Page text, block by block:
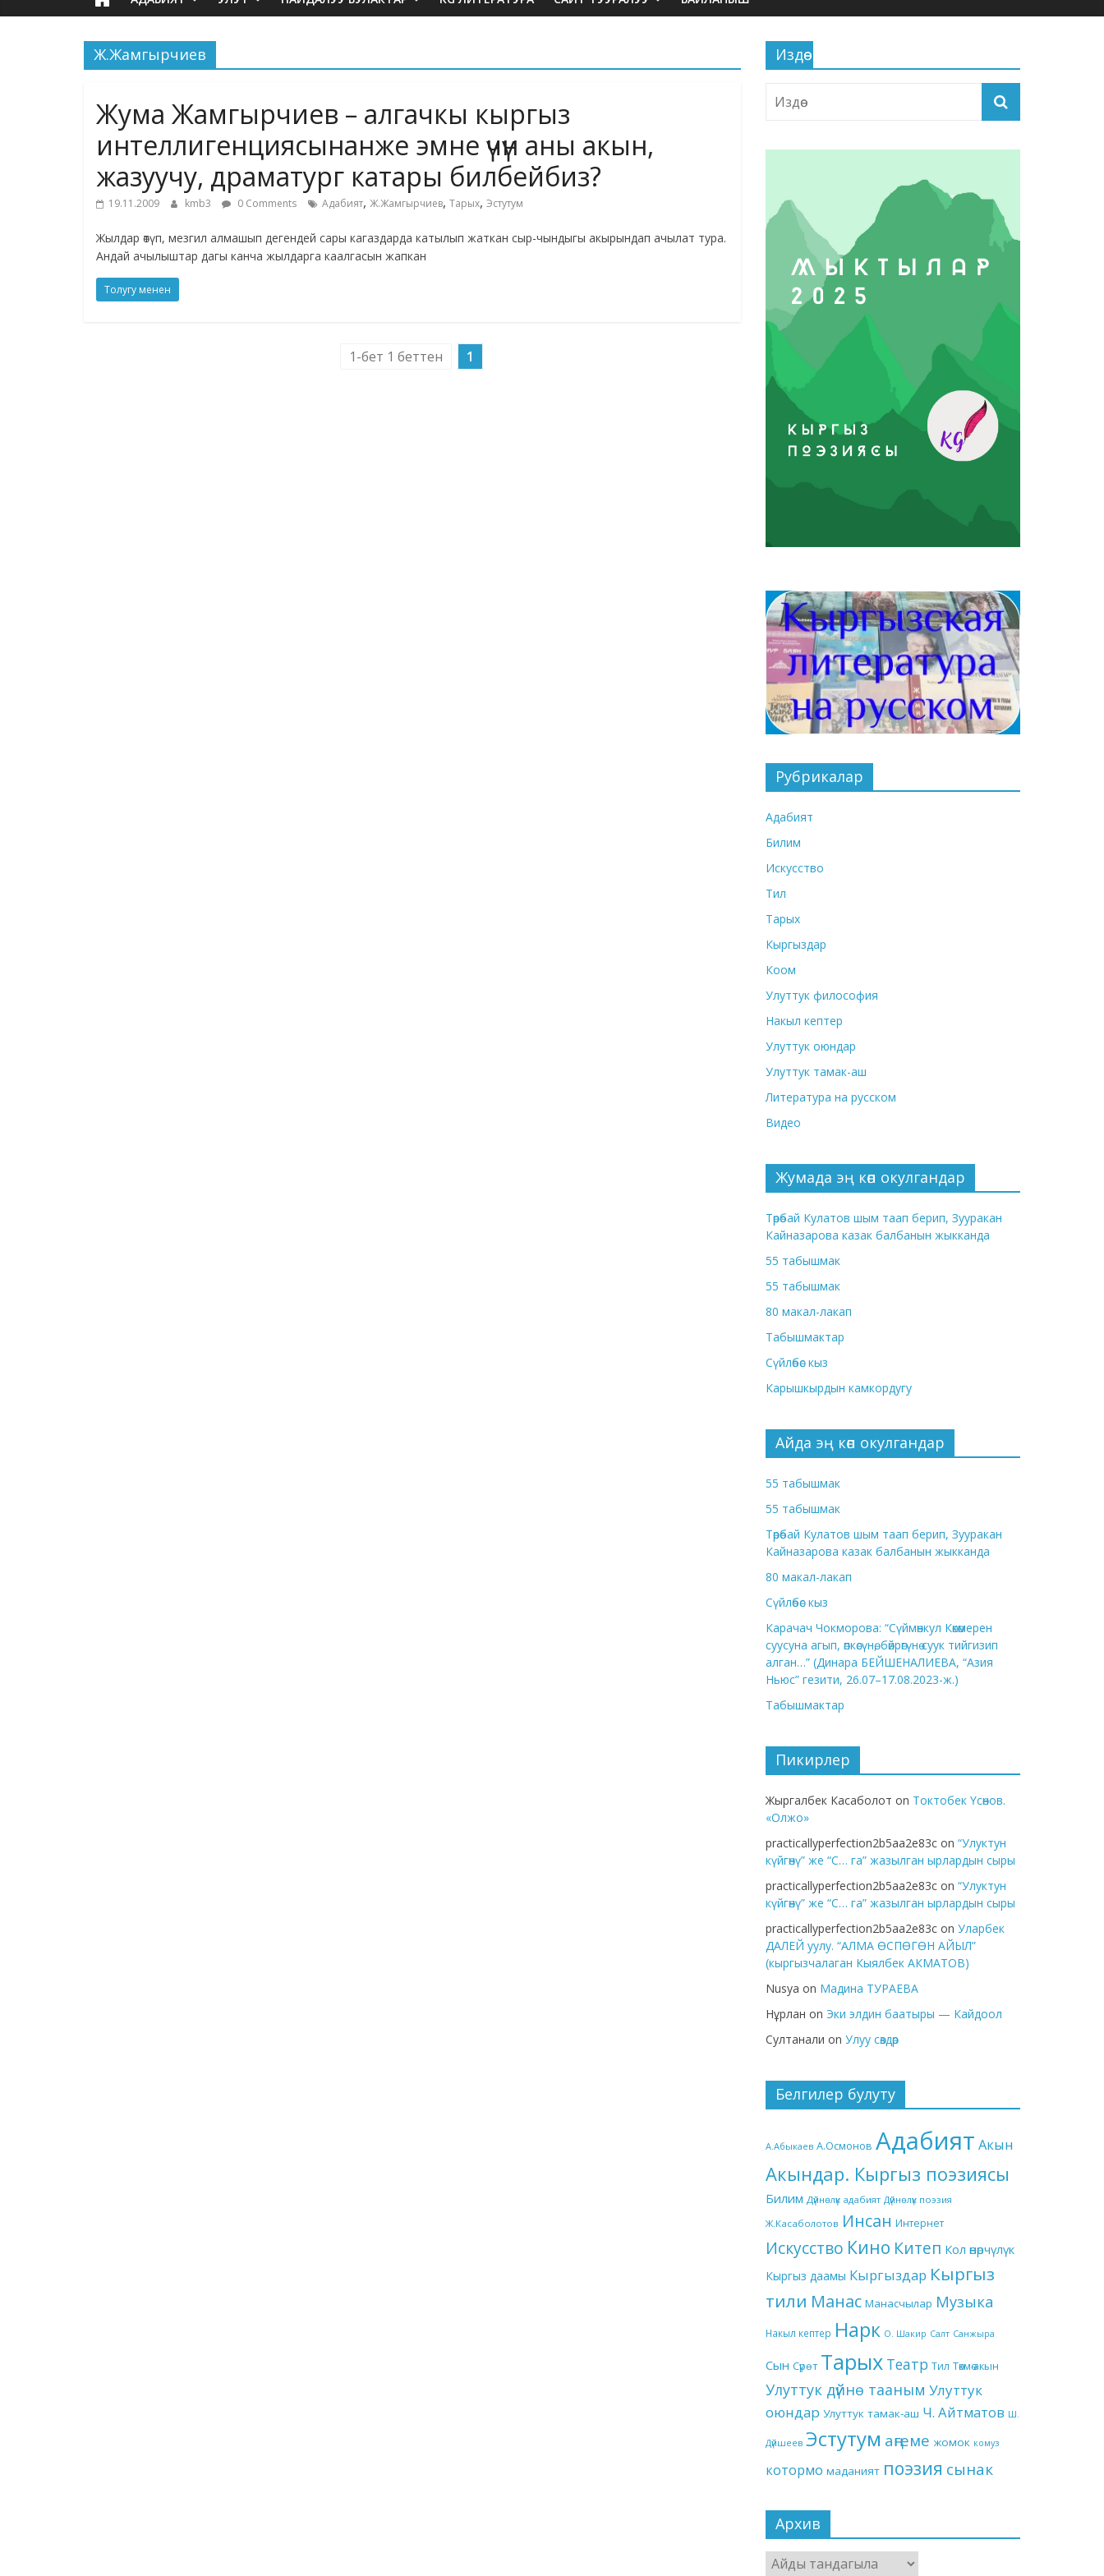
Ж.Жамгырчиев
Жума Жамгырчиев – алгачкы кыргыз
интеллигенциясынанже эмне үчүн аны акын,
жазуучу, драматург катары билбейбиз?
19.11.2009 kmb3 0 Comments Адабият, Ж.Жамгырчиев, Тарых, Эстутум
Жылдар өтүп, мезгил алмашып дегендей сары кагаздарда катылып жаткан сыр-чындыгы акырындап ачылат тура.
Андай ачылыштар дагы канча жылдарга каалгасын жапкан
Толугу менен
1-бет 1 беттен 1
Издөө
Рубрикалар
Адабият
Билим
Искусство
Тил
Тарых
Кыргыздар
Коом
Улуттук философия
Накыл кептер
Улуттук оюндар
Улуттук тамак-аш
Литература на русском
Видео
Жумада эң көп окулгандар
Төрөбай Кулатов шым таап берип, Зууракан
Кайназарова казак балбанын жыкканда
55 табышмак
55 табышмак
80 макал-лакап
Табышмактар
Сүйлөбөс кыз
Карышкырдын камкордугу
Айда эң көп окулгандар
55 табышмак
55 табышмак
Төрөбай Кулатов шым таап берип, Зууракан
Кайназарова казак балбанын жыкканда
80 макал-лакап
Сүйлөбөс кыз
Карачач Чокморова: “Сүймөнкул Көкөмерен
суусуна агып, өпкөсүнө, бөйрөгүнө суук тийгизип
алган…” (Динара БЕЙШЕНАЛИЕВА, “Азия
Ньюс” гезити, 26.07–17.08.2023-ж.)
Табышмактар
Пикирлер
Жыргалбек Касаболот on Токтобек Үсөнов.
«Олжо»
practicallyperfection2b5aa2e83c on “Улуктун
күйгөнү” же “С… га” жазылган ырлардын сыры
practicallyperfection2b5aa2e83c on “Улуктун
күйгөнү” же “С… га” жазылган ырлардын сыры
practicallyperfection2b5aa2e83c on Уларбек
ДАЛЕЙ уулу. “АЛМА ӨСПӨГӨН АЙЫЛ”
(кыргызчалаган Кыялбек АКМАТОВ)
Nusya on Мадина ТУРАЕВА
Нұрлан on Эки элдин баатыры — Кайдоол
Султанали on Улуу сөздөр
Белгилер булуту
А.Абыкаев А.Осмонов Адабият Акын
Акындар. Кыргыз поэзиясы
Билим Дүйнөлүк адабият Дүйнөлүк поэзия
Ж.Касаболотов Инсан Интернет
Искусство Кино Китеп Кол өнөрчүлүк
Кыргыз даамы Кыргыздар Кыргыз
тили Манас Манасчылар Музыка
Накыл кептер Нарк О. Шакир Салт Санжыра
Сын Сүрөт Тарых Театр Тил Төкмө акын
Улуттук дүйнө тааным Улуттук
оюндар Улуттук тамак-аш Ч. Айтматов Ш.
Дүйшеев Эстутум аңгеме жомок комуз
котормо маданият поэзия сынак
Архив
Архив